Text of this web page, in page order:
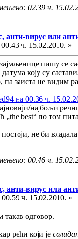
02.39 ч.
анти-вирус или
00.43 ч. 15.02.2010. »
пишу се
коју су
заиста не видим
на 00.36 ч.
најбољи
„the best“ по том
не би
00.46 ч.
анти-вирус или
00.59 ч. 15.02.2010. »
такав одговор.
рећи који је